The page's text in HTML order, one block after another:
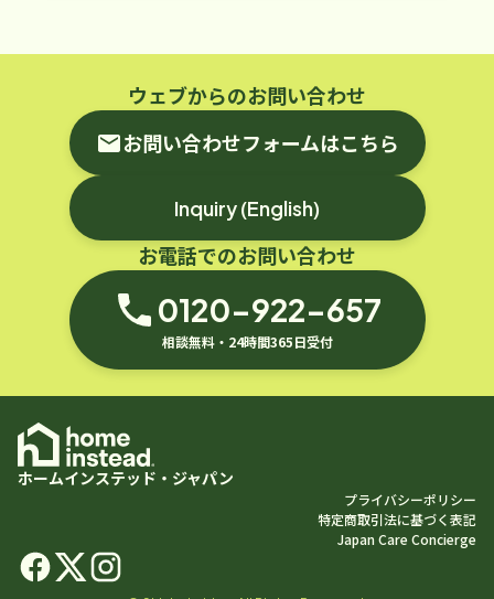
ウェブからのお問い合わせ
お問い合わせフォームはこちら
Inquiry (English)
お電話でのお問い合わせ
0120-922-657
相談無料・24時間365日受付
ホームインステッド・ジャパン
プライバシーポリシー
特定商取引法に基づく表記
Japan Care Concierge